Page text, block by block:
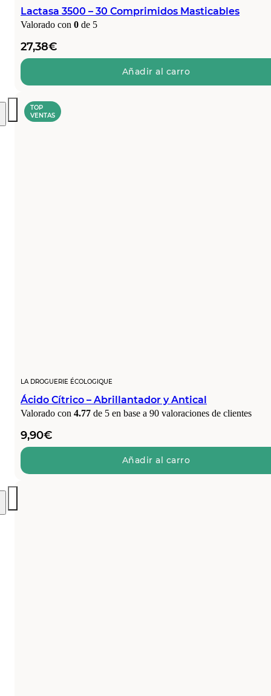
Lactasa 3500 – 30 Comprimidos Masticables
Valorado con 0 de 5
27,38€
Añadir al carro
TOP
VENTAS
LA DROGUERIE ÉCOLOGIQUE
Ácido Cítrico – Abrillantador y Antical
Valorado con 4.77 de 5 en base a 90 valoraciones de clientes
9,90€
Añadir al carro